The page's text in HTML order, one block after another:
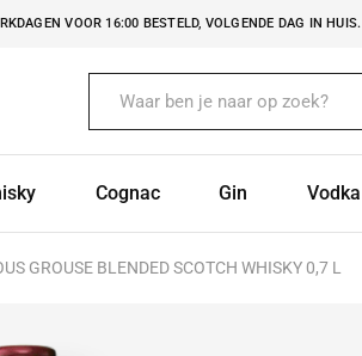
VOOR 16:00 BESTELD, VOLGENDE DAG IN HUIS.
Cognac Gin Vodka
GROUSE BLENDED SCOTCH WHISKY 0,7 L